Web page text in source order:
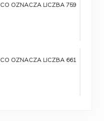
CO OZNACZA LICZBA 759
CO OZNACZA LICZBA 661